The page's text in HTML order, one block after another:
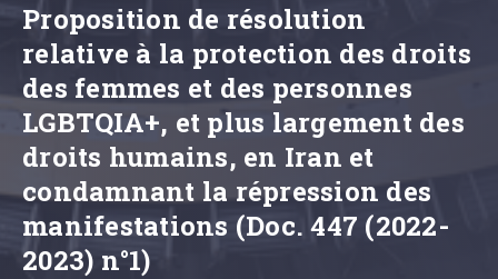
Proposition de résolution
relative à la protection des droits
des femmes et des personnes
LGBTQIA+, et plus largement des
droits humains, en Iran et
condamnant la répression des
manifestations (Doc. 447 (2022-
2023) n°1)